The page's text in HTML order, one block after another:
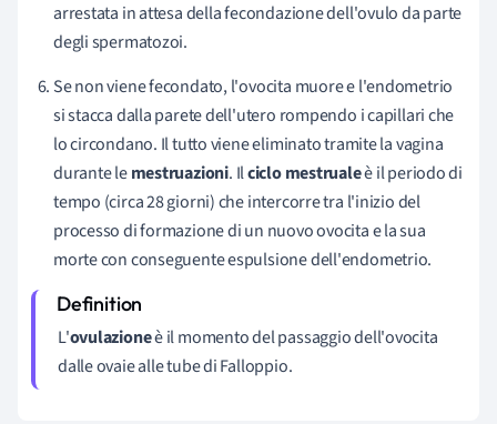
arrestata in attesa della fecondazione dell'ovulo da parte
degli spermatozoi.
Se non viene fecondato, l'ovocita muore e l'endometrio
si stacca dalla parete dell'utero rompendo i capillari che
lo circondano. Il tutto viene eliminato tramite la vagina
durante lemestruazioni. Ilciclo mestrualeè il periodo di
tempo (circa 28 giorni) che intercorre tra l'inizio del
processo di formazione di un nuovo ovocita e la sua
morte con conseguente espulsione dell'endometrio.
L'ovulazioneè il momento del passaggio dell'ovocita
dalle ovaie alle tube di Falloppio.